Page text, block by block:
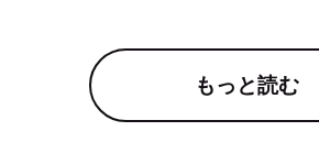
もっと読む